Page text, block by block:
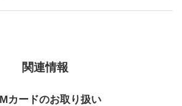
関連情報
カードのお取り扱い